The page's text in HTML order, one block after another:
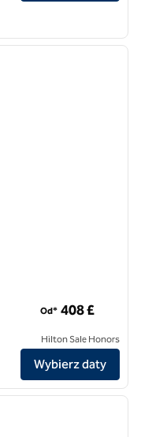
Od* 408 £
Hilton Sale Honors
Wybierz daty
1/10